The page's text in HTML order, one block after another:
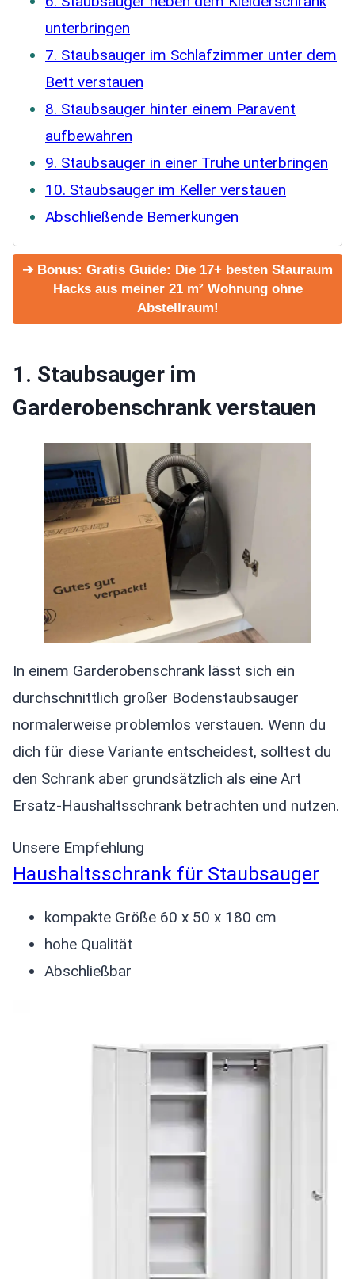
unterbringen
7. Staubsauger im Schlafzimmer unter dem
Bett verstauen
8. Staubsauger hinter einem Paravent
aufbewahren
9. Staubsauger in einer Truhe unterbringen
10. Staubsauger im Keller verstauen
Abschließende Bemerkungen
➔ Bonus: Gratis Guide: Die 17+ besten Stauraum
Hacks aus meiner 21 m² Wohnung ohne
Abstellraum!
1. Staubsauger im
Garderobenschrank verstauen
In einem Garderobenschrank lässt sich ein
durchschnittlich großer Bodenstaubsauger
normalerweise problemlos verstauen. Wenn du
dich für diese Variante entscheidest, solltest du
den Schrank aber grundsätzlich als eine Art
Ersatz-Haushaltsschrank betrachten und nutzen.
Unsere Empfehlung
Haushaltsschrank für Staubsauger
kompakte Größe 60 x 50 x 180 cm
hohe Qualität
Abschließbar